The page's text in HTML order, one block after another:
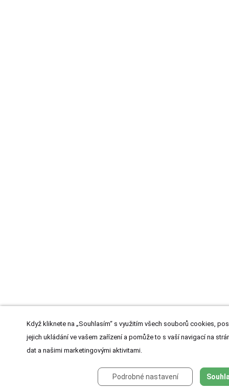
Když kliknete na „Souhlasím“ s využitím všech souborů cookies,
jejich ukládání ve vašem zařízení a pomůže to s vaší navigací na
dat a našimi marketingovými aktivitami.
Podrobné nastavení